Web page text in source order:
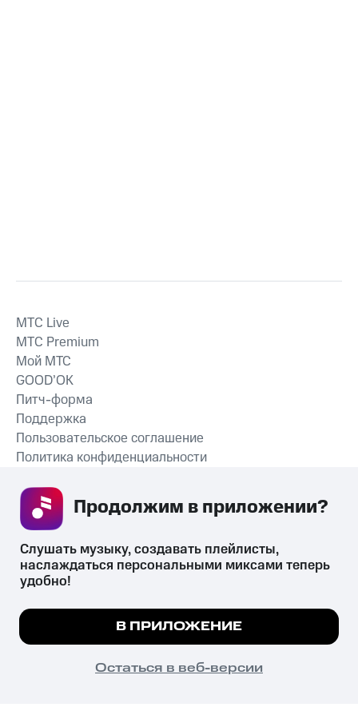
СКАЧАТЬ ПРИЛОЖЕНИЕ
MTС Live
MTС Premium
Мой МТС
GOOD’OK
Питч-форма
Поддержка
Пользовательское соглашение
Политика конфиденциальности
психотропных веществ, их аналогов причиняет вред здоровью,
их незаконный оборот запрещён и влечёт установленную
законодательством ответственность.
© 2026 ООО «КИОН».
Все права защищены
Мы используем куки, чтобы на сайте все
Подробнее
ПОНЯТНО
Слушать музыку, создавать плейлисты,
наслаждаться персональными миксами теперь
удобно!
В ПРИЛОЖЕНИЕ
Остаться в веб-версии